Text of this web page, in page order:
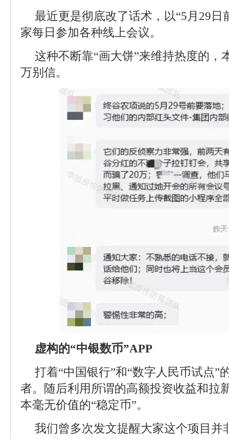
最近更是彻底改了话术，以“5月29日
家每日参加各种线上会议。
这种不断靠“画大饼”来维持热度的，
万别信。
虚构的“中银数币”APP
打着“中国银行”和“数字人民币试点”
者。随后利用所谓的高额投资收益和拉
本毫无价值的“稳定币”。
我们曾多次发文提醒大家这个项目并